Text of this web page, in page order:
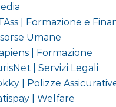
| Formazione e
Umane
| Formazione
| Servizi Legali
| Polizze
| Welfare